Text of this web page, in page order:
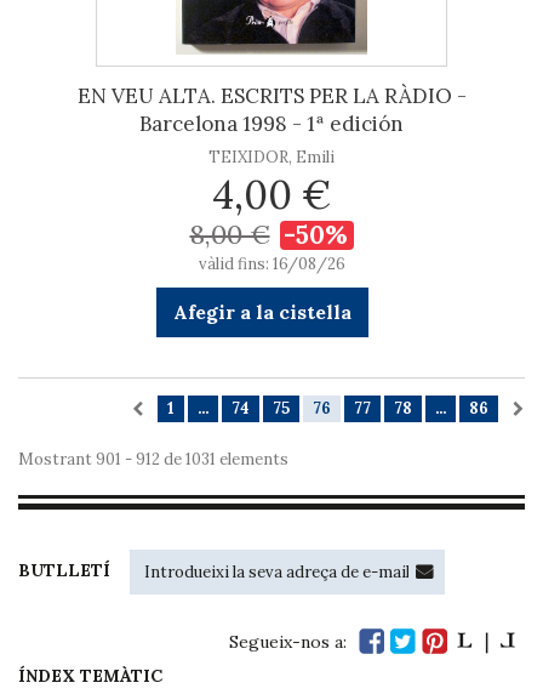
EN VEU ALTA. ESCRITS PER LA RÀDIO -
Barcelona 1998 - 1ª edición
TEIXIDOR, Emili
4,00 €
8,00 € -50%
vàlid fins: 16/08/26
Afegir a la cistella
1 ... 74 75 76 77 78 ... 86
Mostrant 901 - 912 de 1031 elements
BUTLLETÍ
Segueix-nos a:
ÍNDEX TEMÀTIC